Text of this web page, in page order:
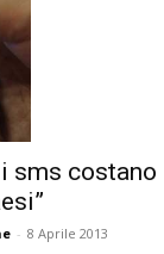
sms costano
- 8 Aprile 2013